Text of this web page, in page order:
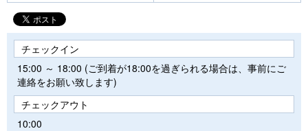
チェックイン
15:00 ～ 18:00 (ご到着が18:00を過ぎられる場合は、事前にご
連絡をお願い致します)
チェックアウト
10:00